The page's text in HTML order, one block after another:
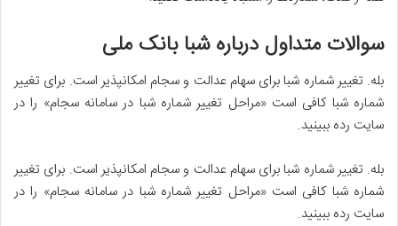
سوالات متداول درباره شبا بانک ملی
بله. تغییر شماره شبا برای سهام عدالت و سجام امکانپذیر است. برای تغییر
شماره شبا کافی است «مراحل تغییر شماره شبا در سامانه سجام» را در
سایت رده ببینید.
بله. تغییر شماره شبا برای سهام عدالت و سجام امکانپذیر است. برای تغییر
شماره شبا کافی است «مراحل تغییر شماره شبا در سامانه سجام» را در
سایت رده ببینید.